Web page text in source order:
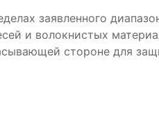
заявленного
и волокнистых
стороне для